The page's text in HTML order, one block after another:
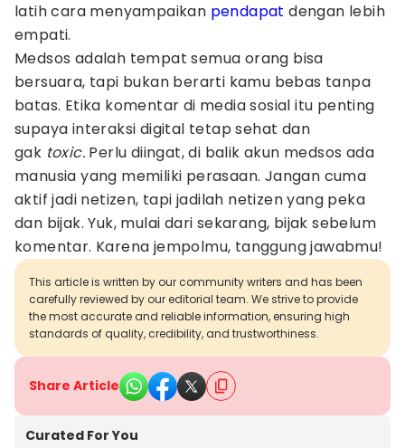
latih cara menyampaikan pendapat dengan lebih
empati.
Medsos adalah tempat semua orang bisa
bersuara, tapi bukan berarti kamu bebas tanpa
batas. Etika komentar di media sosial itu penting
supaya interaksi digital tetap sehat dan
gak toxic. Perlu diingat, di balik akun medsos ada
manusia yang memiliki perasaan. Jangan cuma
aktif jadi netizen, tapi jadilah netizen yang peka
dan bijak. Yuk, mulai dari sekarang, bijak sebelum
komentar. Karena jempolmu, tanggung jawabmu!
This article is written by our community writers and has been
carefully reviewed by our editorial team. We strive to provide
the most accurate and reliable information, ensuring high
standards of quality, credibility, and trustworthiness.
Share Article
Curated For You